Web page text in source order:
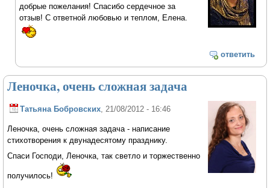
добрые пожелания! Спасибо сердечное за
отзыв! С ответной любовью и теплом, Елена.
ответить
Леночка, очень сложная задача
Татьяна Бобровских , 21/08/2012 - 16:46
Леночка, очень сложная задача - написание
стихотворения к двунадесятому празднику.
Спаси Господи, Леночка, так светло и торжественно
получилось!